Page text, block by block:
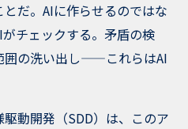
だ。AIに作らせるのではな
チェックする。矛盾の検
囲の洗い出し——これらはAI
動開発（SDD）は、このア